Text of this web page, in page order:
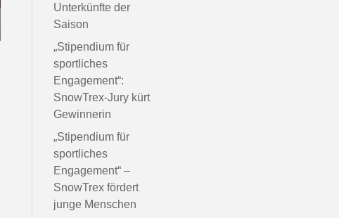
Unterkünfte der
Saison
„Stipendium für
sportliches
Engagement“:
SnowTrex-Jury kürt
Gewinnerin
„Stipendium für
sportliches
Engagement“ –
SnowTrex fördert
junge Menschen